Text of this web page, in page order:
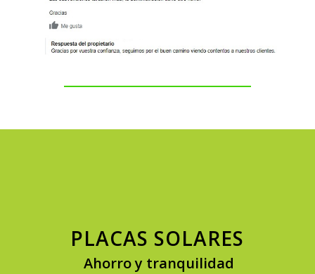
PLACAS SOLARES
Ahorro y tranquilidad